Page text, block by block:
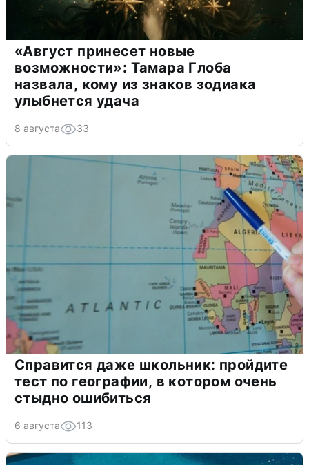
«Август принесет новые
возможности»: Тамара Глоба
назвала, кому из знаков зодиака
улыбнется удача
8 августа 33
Справится даже школьник: пройдите
тест по географии, в котором очень
стыдно ошибиться
6 августа 113